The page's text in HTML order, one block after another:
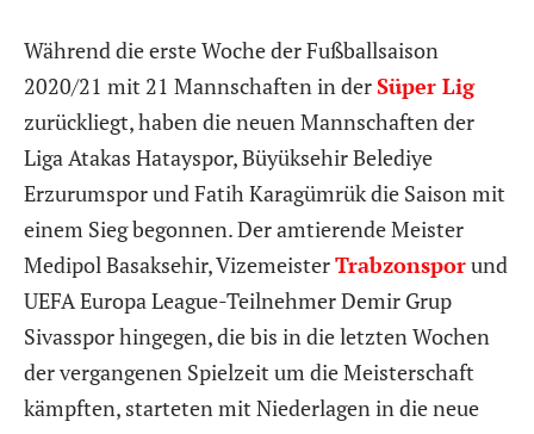
Während die erste Woche der Fußballsaison
2020/21 mit 21 Mannschaften in derSüper Lig
zurückliegt, haben die neuen Mannschaften der
Liga Atakas Hatayspor, Büyüksehir Belediye
Erzurumspor und Fatih Karagümrük die Saison mit
einem Sieg begonnen. Der amtierende Meister
Medipol Basaksehir, VizemeisterTrabzonsporund
UEFA Europa League-Teilnehmer Demir Grup
Sivasspor hingegen, die bis in die letzten Wochen
der vergangenen Spielzeit um die Meisterschaft
kämpften, starteten mit Niederlagen in die neue